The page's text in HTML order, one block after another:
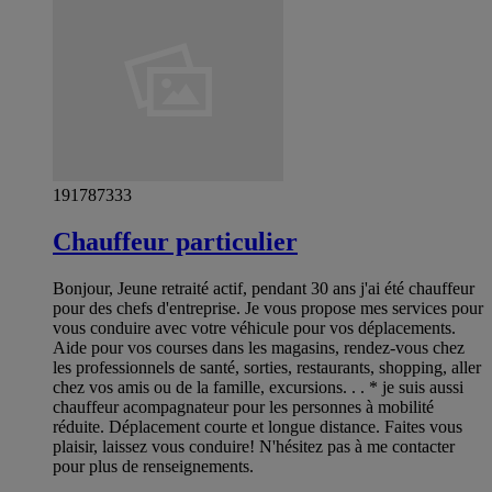
191787333
Chauffeur particulier
Bonjour, Jeune retraité actif, pendant 30 ans j'ai été chauffeur
pour des chefs d'entreprise. Je vous propose mes services pour
vous conduire avec votre véhicule pour vos déplacements.
Aide pour vos courses dans les magasins, rendez-vous chez
les professionnels de santé, sorties, restaurants, shopping, aller
chez vos amis ou de la famille, excursions. . . * je suis aussi
chauffeur acompagnateur pour les personnes à mobilité
réduite. Déplacement courte et longue distance. Faites vous
plaisir, laissez vous conduire! N'hésitez pas à me contacter
pour plus de renseignements.